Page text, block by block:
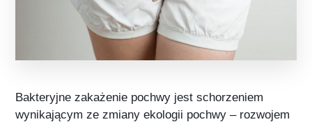
Bakteryjne zakażenie pochwy jest schorzeniem
wynikającym ze zmiany ekologii pochwy – rozwojem